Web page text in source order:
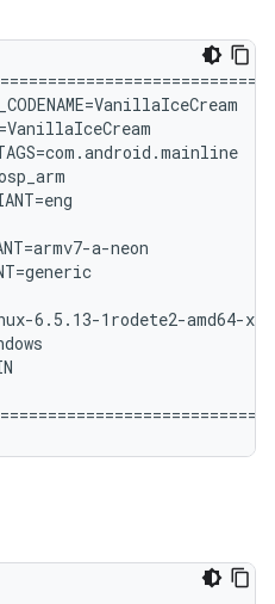
a-neon
6.5.13-1rodete2-amd64-